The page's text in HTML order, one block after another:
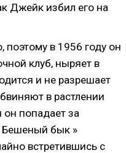
Джейк избил его на
поэтому в 1956 году он
клуб, ныряет в
и не разрешает
в растлении
он попадает за
Бешеный бык »
встретившись с